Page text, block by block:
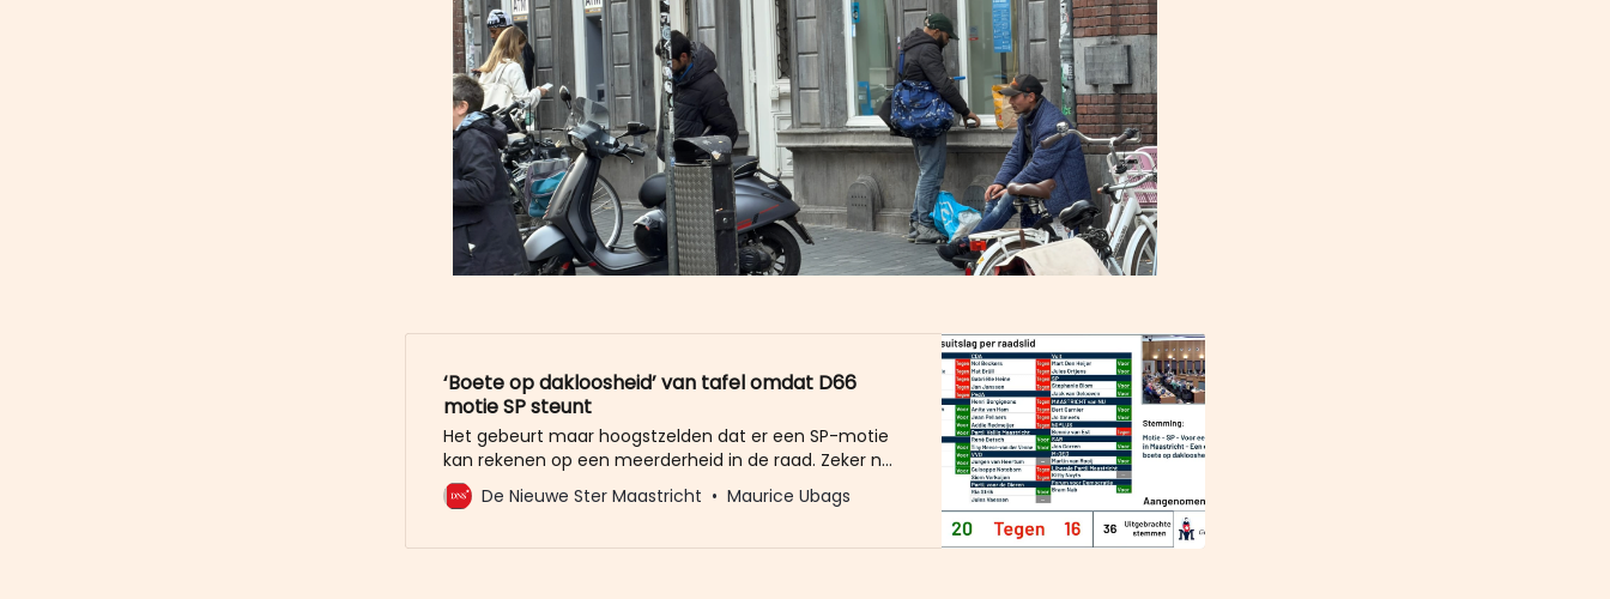
‘Boete op dakloosheid’ van tafel omdat D66
motie SP steunt
Het gebeurt maar hoogstzelden dat er een SP-motie
kan rekenen op een meerderheid in de raad. Zeker nu
de verkiezingen voor de deur staan. In de
raadsvergadering van dinsdag lukte het Stephanie
APV geschrapt te krijgen. Met dank aan
De Nieuwe Ster Maastricht Maurice Ubags